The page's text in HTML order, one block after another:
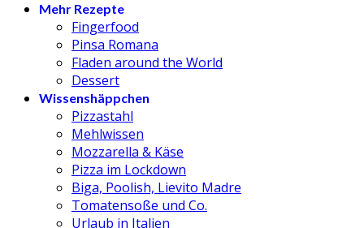
Mehr Rezepte
Fingerfood
Pinsa Romana
Fladen around the World
Dessert
Wissenshäppchen
Pizzastahl
Mehlwissen
Mozzarella & Käse
Pizza im Lockdown
Biga, Poolish, Lievito Madre
Tomatensoße und Co.
Urlaub in Italien